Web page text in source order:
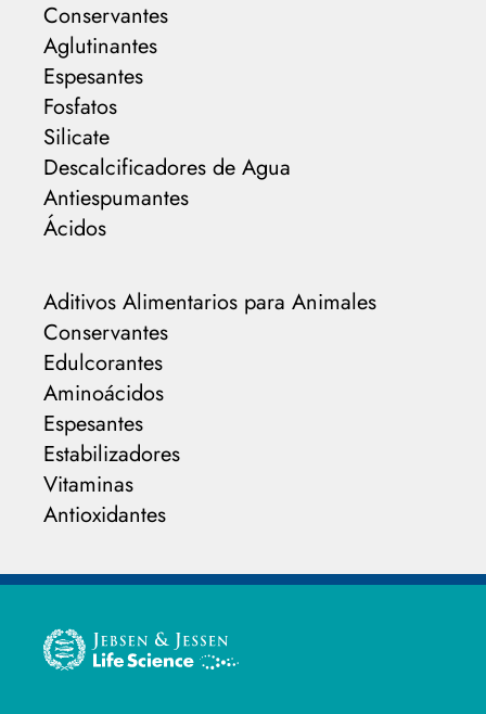
Conservantes
Aglutinantes
Espesantes
Fosfatos
Silicate
Descalcificadores de Agua
Antiespumantes
Ácidos
Aditivos Alimentarios para Animales
Conservantes
Edulcorantes
Aminoácidos
Espesantes
Estabilizadores
Vitaminas
Antioxidantes